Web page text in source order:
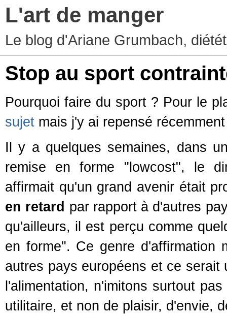
L'art de manger
Le blog d'Ariane Grumbach,
Stop au sport
Pourquoi faire du sport ? Pour le
sujet mais j'y ai repensé
Il y a quelques semaines, dans
remise en forme "lowcost", le
affirmait qu'un grand avenir était
en retard par rapport à d'autres
qu'ailleurs, il est perçu comme
en forme". Ce genre
autres pays européens et ce
l'alimentation, n'imitons surtout
utilitaire, et non de plaisir, d'envie,